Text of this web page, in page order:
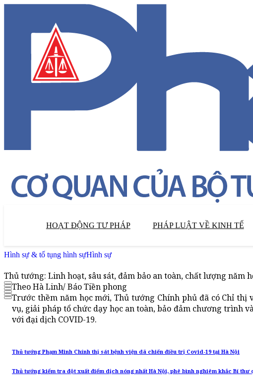
HOẠT ĐỘNG TƯ PHÁP PHÁP LUẬT VỀ KINH TẾ
Hình sự & tố tụng hình sựHình sự
Thủ tướng: Linh hoạt, sâu sát, đảm bảo an toàn, chất lượng năm
Theo Hà Linh/ Báo Tiền phong
Trước thềm năm học mới, Thủ tướng Chính phủ đã có Chỉ thị
vụ, giải pháp tổ chức dạy học an toàn, bảo đảm chương trình
với đại dịch COVID-19.
Thủ tướng Phạm Minh Chính thị sát bệnh viện dã chiến điều trị Covid-19 tại Hà Nội
Thủ tướng kiểm tra đột xuất điểm dịch nóng nhất Hà Nội, phê bình nghiêm khắc Bí thư